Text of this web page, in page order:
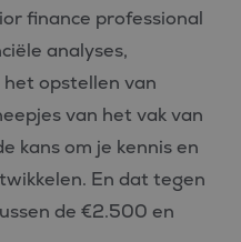
finance professional
analyses,
opstellen van
van het vak van
kans om je kennis en
En dat tegen
de €2.500 en